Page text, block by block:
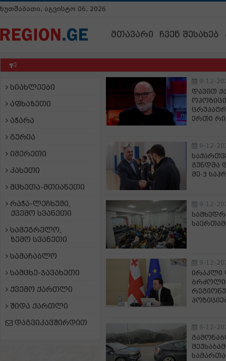
ხუთშაბათი, აგვისტო 06, 2026
მთავარი ჩვენ შესახებ
სიახლეები
აფხაზეთი
აჭარა
გურია
იმერეთი
კახეთი
მცხეთა-მთიანეთი
რაჭა-ლეჩხუმი,
ქვემო სვანეთი
სამეგრელო,
ზემო სვანეთი
სამაჩაბლო
სამცხე-ჯავახეთი
ქვემო ქართლი
შიდა ქართლი
დაგვიკავშირდით
9-12-
დავით
ერთი
9-12-
გუნდმა
მე-3
9-12-
9-12-
ირაკლი
9-12-